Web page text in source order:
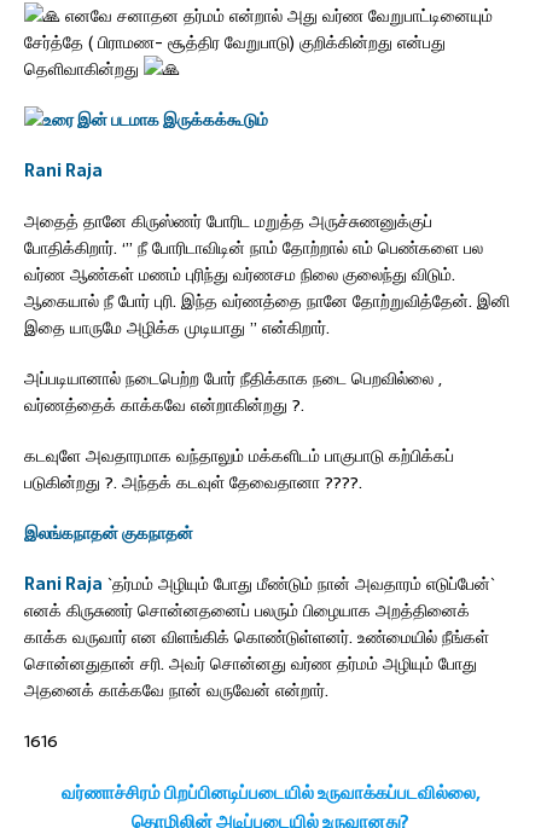
எனவே சனாதன தர்மம் என்றால் அது வர்ண வேறுபாட்டினையும்
சேர்த்தே ( பிராமண- சூத்திர வேறுபாடு) குறிக்கின்றது என்பது
தெளிவாகின்றது
Rani Raja
அதைத் தானே கிருஸ்ணர் போரிட மறுத்த அருச்சுணனுக்குப்
போதிக்கிறார். ‘” நீ போரிடாவிடின் நாம் தோற்றால் எம் பெண்களை பல
வர்ண ஆண்கள் மணம் புரிந்து வர்ணசம நிலை குலைந்து விடும்.
ஆகையால் நீ போர் புரி. இந்த வர்ணத்தை நானே தோற்றுவித்தேன். இனி
இதை யாருமே அழிக்க முடியாது ” என்கிறார்.
அப்படியானால் நடைபெற்ற போர் நீதிக்காக நடை பெறவில்லை ,
வர்ணத்தைக் காக்கவே என்றாகின்றது ?.
கடவுளே அவதாரமாக வந்தாலும் மக்களிடம் பாகுபாடு கற்பிக்கப்
படுகின்றது ?. அந்தக் கடவுள் தேவைதானா ????.
இலங்கநாதன் குகநாதன்
Rani Raja `தர்மம் அழியும் போது மீண்டும் நான் அவதாரம் எடுப்பேன்`
எனக் கிருசுணர் சொன்னதனைப் பலரும் பிழையாக அறத்தினைக்
காக்க வருவார் என விளங்கிக் கொண்டுள்ளனர். உண்மையில் நீங்கள்
சொன்னதுதான் சரி. அவர் சொன்னது வர்ண தர்மம் அழியும் போது
அதனைக் காக்கவே நான் வருவேன் என்றார்.
1616
வர்ணாச்சிரம் பிறப்பினடிப்படையில் உருவாக்கப்படவில்லை,
தொழிலின் அடிப்படையில் உருவானது?